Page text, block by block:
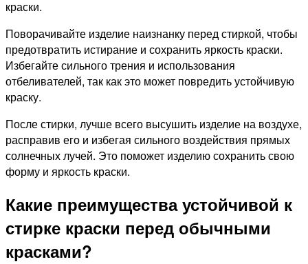
краски.
Поворачивайте изделие наизнанку перед стиркой, чтобы
предотвратить истирание и сохранить яркость краски.
Избегайте сильного трения и использования
отбеливателей, так как это может повредить устойчивую
краску.
После стирки, лучше всего высушить изделие на воздухе,
расправив его и избегая сильного воздействия прямых
солнечных лучей. Это поможет изделию сохранить свою
форму и яркость краски.
Какие преимущества устойчивой к
стирке краски перед обычными
красками?